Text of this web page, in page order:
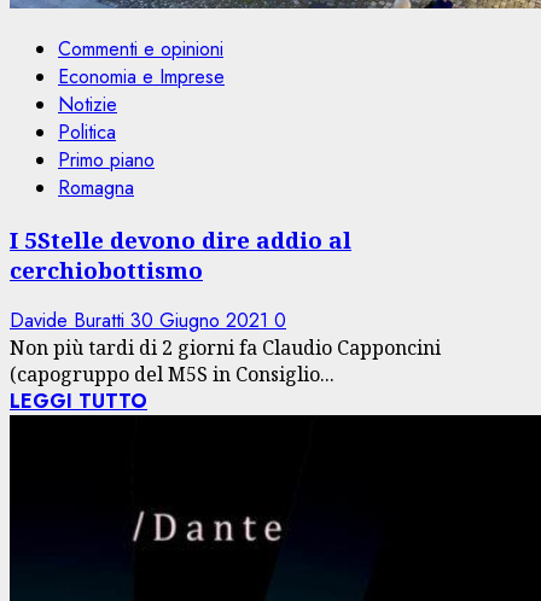
Commenti e opinioni
Economia e Imprese
Notizie
Politica
Primo piano
Romagna
I 5Stelle devono dire addio al
cerchiobottismo
Davide Buratti 30 Giugno 2021 0
Non più tardi di 2 giorni fa Claudio Capponcini
(capogruppo del M5S in Consiglio...
LEGGI TUTTO